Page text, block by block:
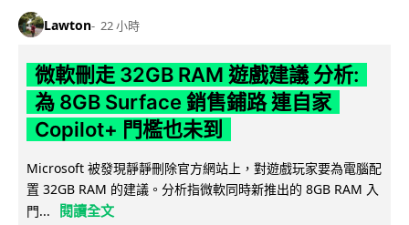
Lawton 22 小時
微軟刪走 32GB RAM 遊戲建議 分析:
為 8GB Surface 銷售鋪路 連自家
Copilot+ 門檻也未到
Microsoft 被發現靜靜刪除官方網站上，對遊戲玩家要為電腦配
置 32GB RAM 的建議。分析指微軟同時新推出的 8GB RAM 入
門...
閱讀全文